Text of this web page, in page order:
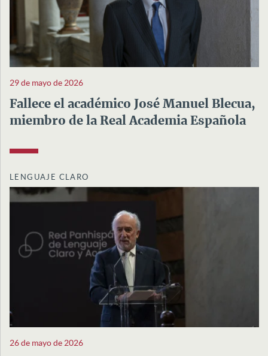
29 de mayo de 2026
Fallece el académico José Manuel Blecua,
miembro de la Real Academia Española
LENGUAJE CLARO
26 de mayo de 2026